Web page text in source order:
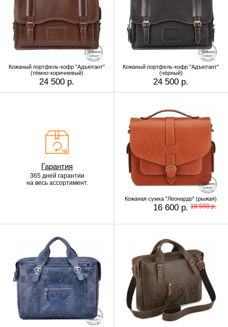
Кожаный портфель-кофр "Адъютант"
(тёмно-коричневый)
24 500 р.
Кожаный портфель-кофр "Адъютант"
(чёрный)
24 500 р.
Гарантия
365 дней гарантии
на весь ассортимент.
Кожаная сумка "Леонардо" (рыжая)
16 600 р. 18 500 р.